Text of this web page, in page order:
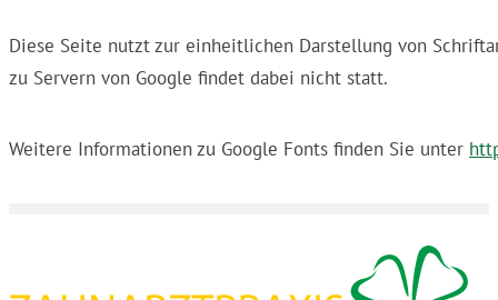
Diese Seite nutzt zur einheitlichen Darstellung von
zu Servern von Google findet dabei nicht statt.
Weitere Informationen zu Google Fonts finden Sie unter